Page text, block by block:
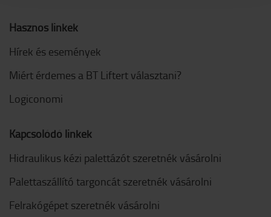
Hasznos linkek
Hírek és események
Miért érdemes a BT Liftert választani?
Logiconomi
Kapcsolódó linkek
Hidraulikus kézi palettázót szeretnék vásárolni
Palettaszállító targoncát szeretnék vásárolni
Felrakógépet szeretnék vásárolni